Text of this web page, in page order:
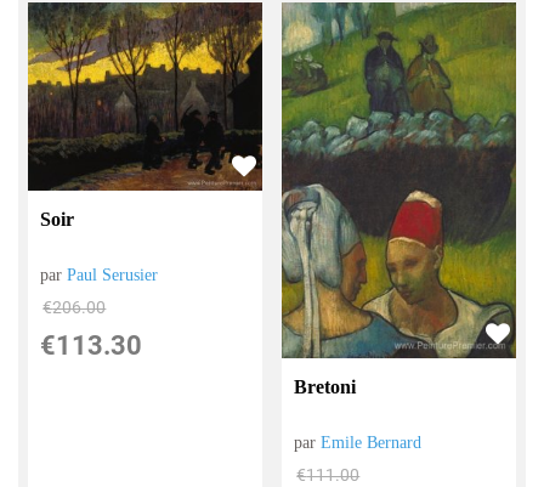
Soir
parPaul Serusier
€206.00
€113.30
Bretoni
parEmile Bernard
€111.00